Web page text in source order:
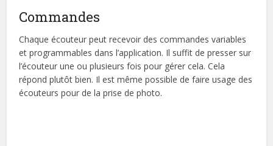
Commandes
Chaque écouteur peut recevoir des commandes variables
et programmables dans l’application. Il suffit de presser sur
l’écouteur une ou plusieurs fois pour gérer cela. Cela
répond plutôt bien. Il est même possible de faire usage des
écouteurs pour de la prise de photo.